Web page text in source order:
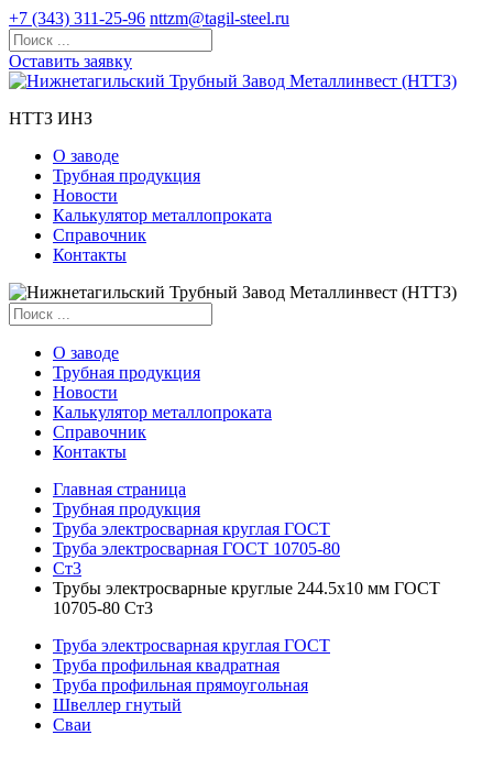
+7 (343) 311-25-96 nttzm@tagil-steel.ru
Оставить заявку
НТТЗ ИНЗ
О заводе
Трубная продукция
Новости
Калькулятор металлопроката
Справочник
Контакты
О заводе
Трубная продукция
Новости
Калькулятор металлопроката
Справочник
Контакты
Главная страница
Трубная продукция
Труба электросварная круглая ГОСТ
Труба электросварная ГОСТ 10705-80
Ст3
Трубы электросварные круглые 244.5x10 мм ГОСТ
10705-80 Ст3
Труба электросварная круглая ГОСТ
Труба профильная квадратная
Труба профильная прямоугольная
Швеллер гнутый
Сваи